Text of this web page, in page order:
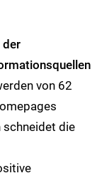
der
von 62
schneidet die